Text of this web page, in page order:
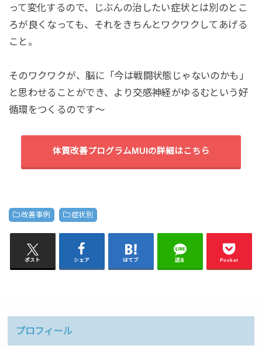
って変化するので、じぶんの治したい症状とは別のとこ
ろが良くなっても、それをきちんとワクワクしてあげる
こと。
そのワクワクが、脳に「今は戦闘状態じゃないのかも」
と思わせることができ、より交感神経がゆるむという好
循環をつくるのです〜
体質改善プログラムMUIの詳細はこちら
改善事例 症状別
ポスト シェア はてブ 送る Pocket
プロフィール